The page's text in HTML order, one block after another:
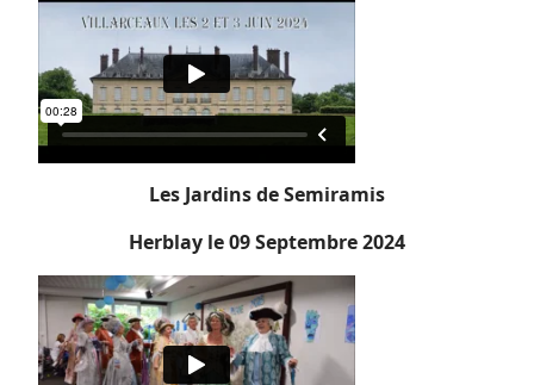
Les Jardins de Semiramis
Herblay le 09 Septembre 2024